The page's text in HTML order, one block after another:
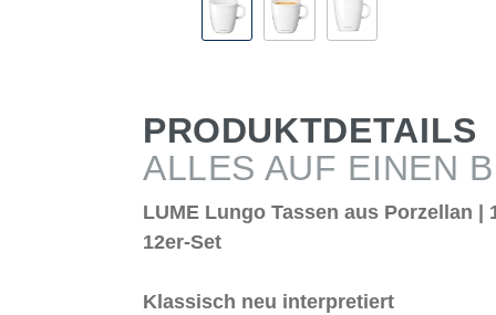
PRODUKTDETAILS
ALLES AUF EINEN
LUME Lungo Tassen aus Porzellan |
12er-Set
Klassisch neu interpretiert